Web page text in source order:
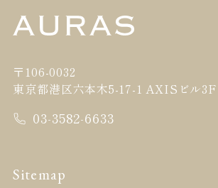
〒106-0032
東京都港区六本木5-17-1 AXISビル3F
03-3582-6633
Sitemap